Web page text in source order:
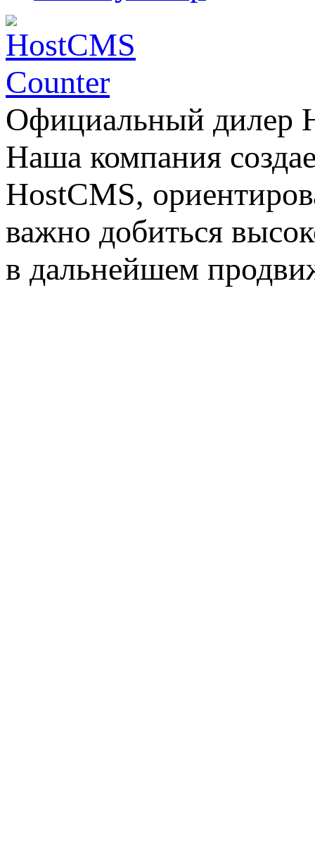
Официальный дилер
Наша компания
HostCMS,
важно добиться
в дальнейшем